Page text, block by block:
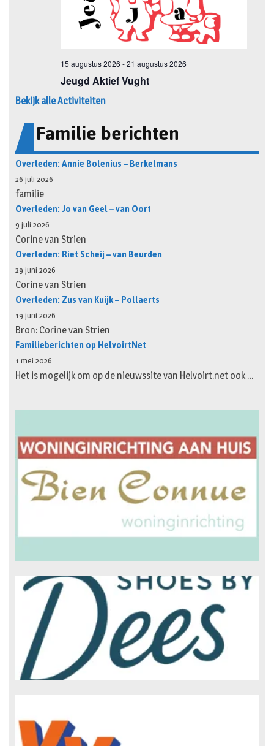
Bekijk alle Activiteiten
Familie berichten
Overleden: Annie Bolenius – Berkelmans
26 juli 2026
familie
Overleden: Jo van Geel – van Oort
9 juli 2026
Corine van Strien
Overleden: Riet Scheij – van Beurden
29 juni 2026
Corine van Strien
Overleden: Zus van Kuijk – Pollaerts
19 juni 2026
Bron: Corine van Strien
Familieberichten op HelvoirtNet
1 mei 2026
Het is mogelijk om op de nieuwssite van Helvoirt.net ook …